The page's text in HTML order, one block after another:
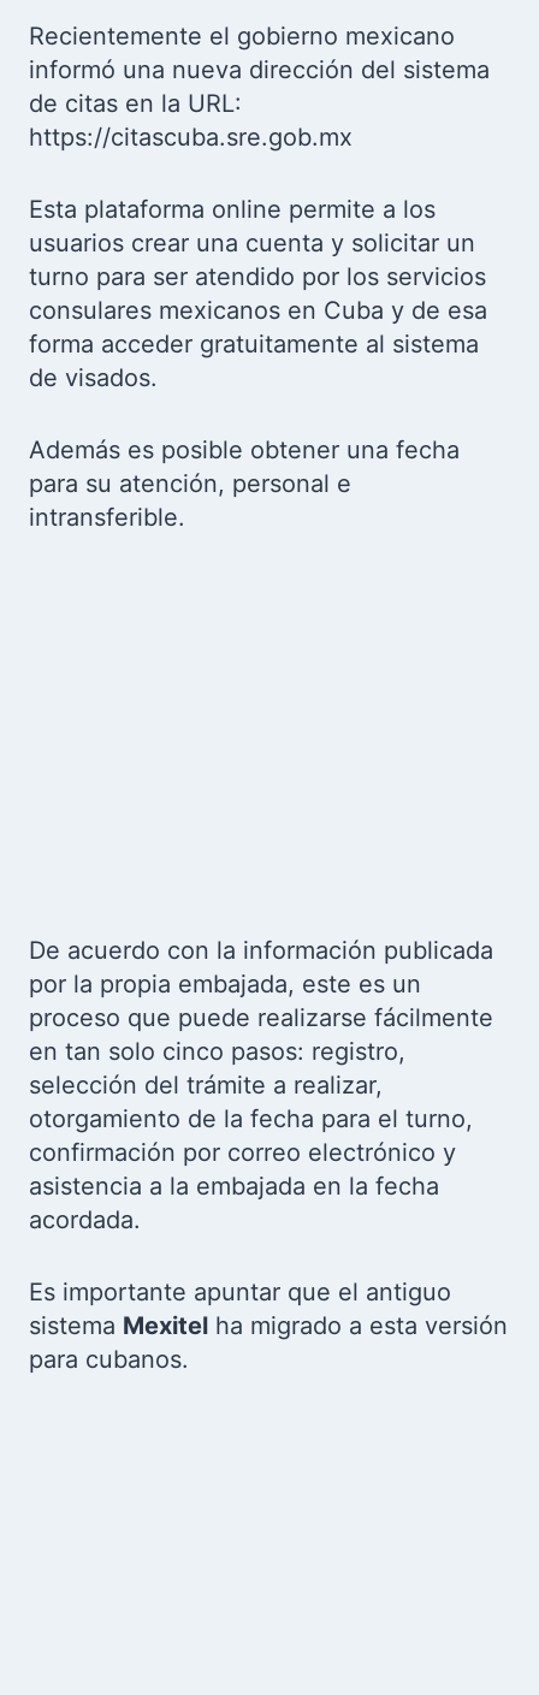
Recientemente el gobierno mexicano
informó una nueva dirección del sistema
de citas en la URL:
https://citascuba.sre.gob.mx
Esta plataforma online permite a los
usuarios crear una cuenta y solicitar un
turno para ser atendido por los servicios
consulares mexicanos en Cuba y de esa
forma acceder gratuitamente al sistema
de visados.
Además es posible obtener una fecha
para su atención, personal e
intransferible.
De acuerdo con la información publicada
por la propia embajada, este es un
proceso que puede realizarse fácilmente
en tan solo cinco pasos: registro,
selección del trámite a realizar,
otorgamiento de la fecha para el turno,
confirmación por correo electrónico y
asistencia a la embajada en la fecha
acordada.
Es importante apuntar que el antiguo
sistema Mexitel ha migrado a esta versión
para cubanos.